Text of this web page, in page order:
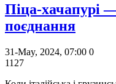
Піца-хачапурі
поєднання
31-May, 2024, 07:00 0
1127